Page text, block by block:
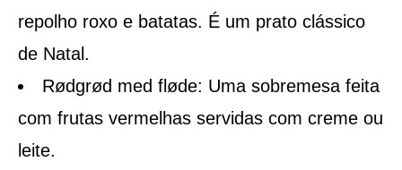
repolho roxo e batatas. É um prato clássico
de Natal.
Rødgrød med fløde: Uma sobremesa feita
com frutas vermelhas servidas com creme ou
leite.